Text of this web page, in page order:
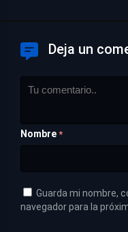
Deja un
Nombre *
Guarda mi nombre,
navegador para la